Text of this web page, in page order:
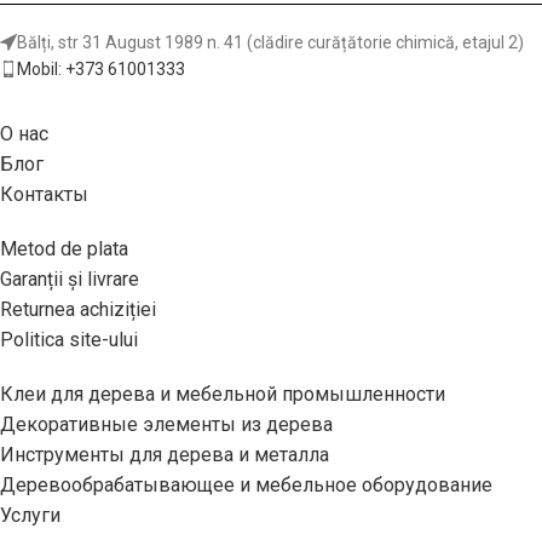
Bălți, str 31 August 1989 n. 41 (clădire curățătorie chimică, etajul 2)
Mobil: +373 61001333
О нас
Блог
Контакты
Metod de plata
Garanții și livrare
Returnea achiziției
Politica site-ului
Клеи для дерева и мебельной промышленности
Декоративные элементы из дерева
Инструменты для дерева и металла
Деревообрабатывающее и мебельное оборудование
Услуги